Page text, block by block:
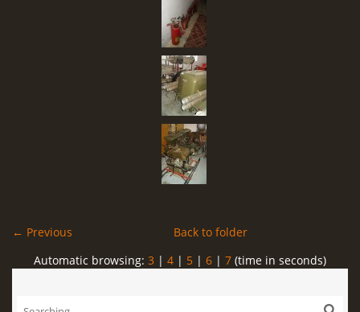
← Previous
Back to folder
Automatic browsing: 3 | 4 | 5 | 6 | 7 (time in seconds)